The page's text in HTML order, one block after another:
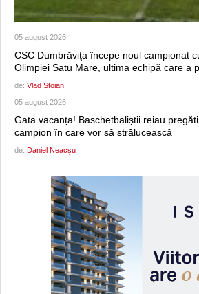
05 august 2026
CSC Dumbrăviţa începe noul campionat
Olimpiei Satu Mare, ultima echipă care a
de: Vlad Stoian
05 august 2026
Gata vacanța! Baschetbaliștii reiau
campion în care vor să strălucească
de: Daniel Neacșu